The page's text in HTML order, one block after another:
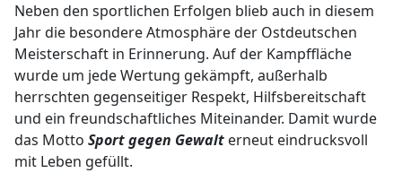
Neben den sportlichen Erfolgen blieb auch in diesem
Jahr die besondere Atmosphäre der Ostdeutschen
Meisterschaft in Erinnerung. Auf der Kampffläche
wurde um jede Wertung gekämpft, außerhalb
herrschten gegenseitiger Respekt, Hilfsbereitschaft
und ein freundschaftliches Miteinander. Damit wurde
das Motto Sport gegen Gewalt erneut eindrucksvoll
mit Leben gefüllt.